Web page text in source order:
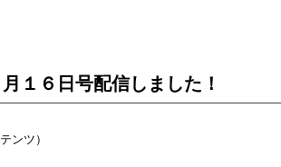
６日号配信しました！
ンツ）